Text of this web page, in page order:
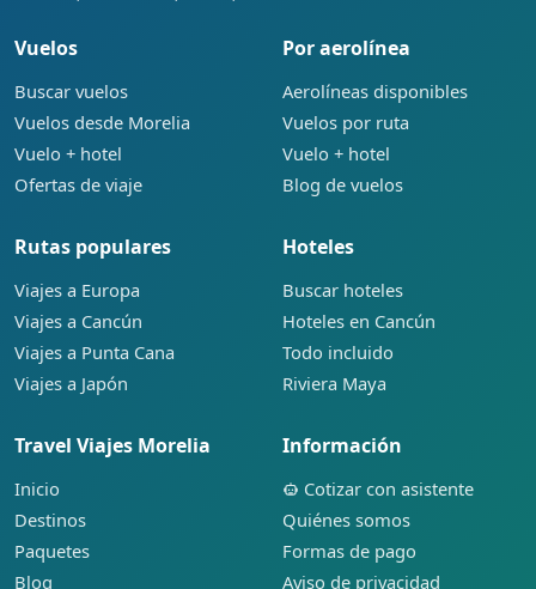
Vuelos
Buscar vuelos
Vuelos desde Morelia
Vuelo + hotel
Ofertas de viaje
Por aerolínea
Aerolíneas disponibles
Vuelos por ruta
Vuelo + hotel
Blog de vuelos
Rutas populares
Viajes a Europa
Viajes a Cancún
Viajes a Punta Cana
Viajes a Japón
Hoteles
Buscar hoteles
Hoteles en Cancún
Todo incluido
Riviera Maya
Travel Viajes Morelia
Inicio
Destinos
Paquetes
Blog
Información
Cotizar con asistente
Quiénes somos
Formas de pago
Aviso de privacidad